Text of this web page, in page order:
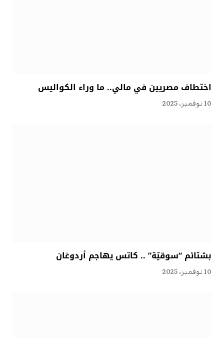
اختطاف مصريين في مالي.. ما وراء الكواليس
10 نوفمبر، 2025
بشتائم “سوقيّة” .. كاتس يهاجم أردوغان
10 نوفمبر، 2025